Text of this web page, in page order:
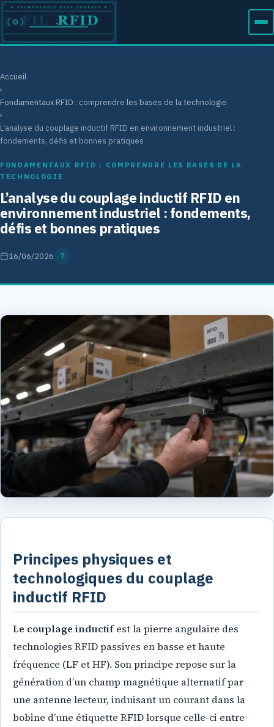
Accueil
›
Fondamentaux RFID : comprendre les bases de la technologie
›
L’analyse du couplage inductif RFID en environnement industriel :
fondements, défis et bonnes pratiques
FONDAMENTAUX RFID : COMPRENDRE LES BASES DE LA
TECHNOLOGIE
L’analyse du couplage inductif RFID en
environnement industriel : fondements,
défis et bonnes pratiques
16/06/2026 7
Principes physiques et
technologiques du couplage
inductif RFID
Le couplage inductifest la pierre angulaire des
technologies RFID passives en basse et haute
fréquence (LF et HF). Son principe repose sur la
génération d’un champ magnétique alternatif par
une antenne lecteur, induisant un courant dans la
bobine d’une étiquette RFID lorsque celle-ci entre